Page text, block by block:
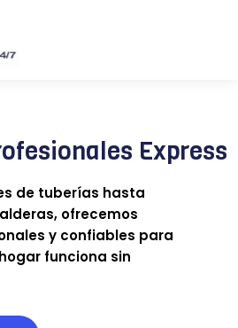
Express
de tuberías hasta
ofrecemos
y confiables para
funciona sin